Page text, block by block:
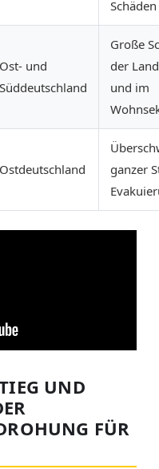
Schäden
Ost- und
Süddeutschland
Große
der
und im
Ostdeutschland
ganzer
UND
FÜR